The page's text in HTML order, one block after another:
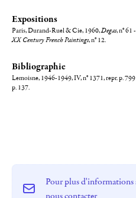
Expositions
Paris, Durand-Ruel & Cie, 1960,Degas, n°
XX Century French Paintings, n° 12.
Bibliographie
Lemoisne, 1946-1949, IV, n° 1371, repr. p.
p. 137.
Pour plus d'informations